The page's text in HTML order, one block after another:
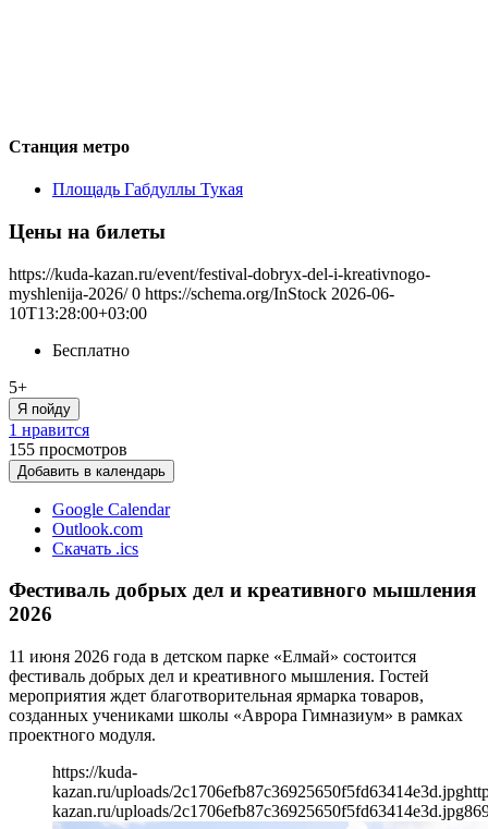
Станция метро
Площадь Габдуллы Тукая
Цены на билеты
https://kuda-kazan.ru/event/festival-dobryx-del-i-kreativnogo-
myshlenija-2026/ 0 https://schema.org/InStock 2026-06-
10T13:28:00+03:00
Бесплатно
5+
Я пойду
1 нравится
155 просмотров
Добавить в календарь
Google Calendar
Outlook.com
Скачать .ics
Фестиваль добрых дел и креативного мышления
2026
11 июня 2026 года в детском парке «Елмай» состоится
фестиваль добрых дел и креативного мышления. Гостей
мероприятия ждет благотворительная ярмарка товаров,
созданных учениками школы «Аврора Гимназиум» в рамках
проектного модуля.
https://kuda-
kazan.ru/uploads/2c1706efb87c36925650f5fd63414e3d.jpg
kazan.ru/uploads/2c1706efb87c36925650f5fd63414e3d.jpg